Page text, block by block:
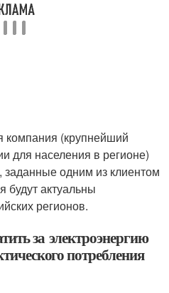
компания (крупнейший
для населения в регионе)
заданные одним из клиентом
будут актуальны
регионов.
за электроэнергию
потребления